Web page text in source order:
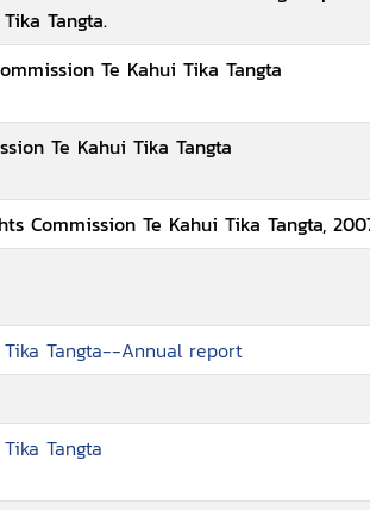
Tangta.
Te Kahui Tika Tangta
Te Kahui Tika Tangta
Commission Te Kahui Tika Tangta,
Tangta--Annual report
Tangta